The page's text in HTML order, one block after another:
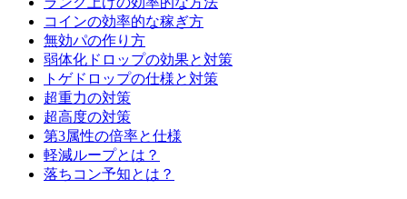
コインの効率的な稼ぎ方
無効パの作り方
弱体化ドロップの効果と対策
トゲドロップの仕様と対策
超重力の対策
超高度の対策
第3属性の倍率と仕様
軽減ループとは？
落ちコン予知とは？